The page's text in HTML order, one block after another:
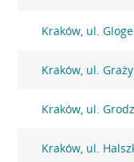
Kraków, ul.
Kraków, ul.
Kraków, ul.
Kraków, ul.